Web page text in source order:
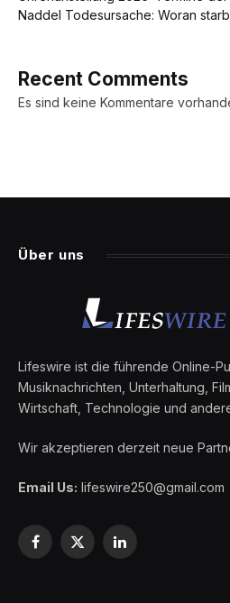
Naddel Todesursache: Woran
Recent Comments
Es sind keine Kommentare
Über uns
Lifeswire ist die führende Online-
Musiknachrichten, Unterhaltung,
Wirtschaft, Technologie und
Wir akzeptieren derzeit neue
Email Us: lifeswire250@gmail.com
Facebook
X
LinkedIn